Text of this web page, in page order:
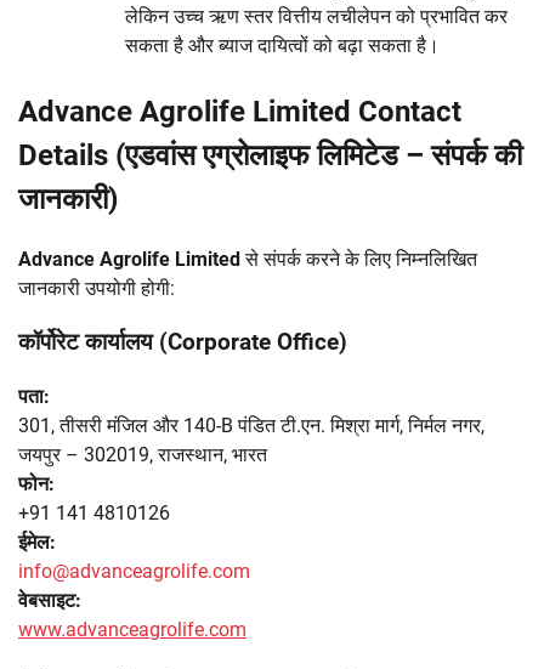
लेकिन उच्च ऋण स्तर वित्तीय लचीलेपन को प्रभावित कर
सकता है और ब्याज दायित्वों को बढ़ा सकता है।
Advance Agrolife Limited Contact
Details (एडवांस एग्रोलाइफ लिमिटेड – संपर्क की
जानकारी)
Advance Agrolife Limitedसे संपर्क करने के लिए निम्नलिखित
जानकारी उपयोगी होगी:
कॉर्पोरेट कार्यालय (Corporate Office)
पता:
301, तीसरी मंजिल और 140-B पंडित टी.एन. मिश्रा मार्ग, निर्मल नगर,
जयपुर – 302019, राजस्थान, भारत
फोन:
+91 141 4810126
ईमेल:
info@advanceagrolife.com
वेबसाइट:
www.advanceagrolife.com